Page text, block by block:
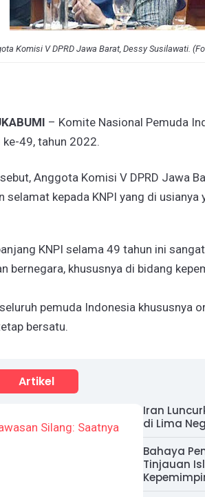
Komisi V DPRD Jawa Barat, Dessy Susilawati.
– Komite Nasional Pemuda
ke-49, tahun 2022.
Anggota Komisi V DPRD Jawa
selamat kepada KNPI yang di usianya
KNPI selama 49 tahun ini
bernegara, khususnya di bidang
pemuda Indonesia khususnya
bersatu.
Artikel
Iran
di Lima
Bahaya
Tinjauan